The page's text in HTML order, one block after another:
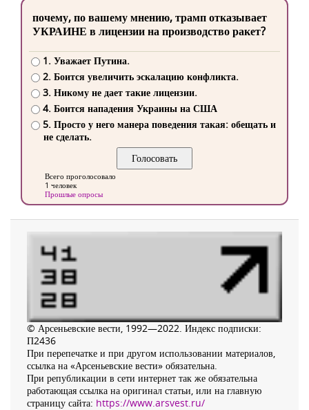
почему, по вашему мнению, трамп отказывает
УКРАИНЕ в лицензии на производство ракет?
1. Уважает Путина.
2. Боится увеличить эскалацию конфликта.
3. Никому не дает такие лицензии.
4. Боится нападения Украины на США
5. Просто у него манера поведения такая: обещать и
не сделать.
Всего проголосовало
1 человек
Прошлые опросы
© Арсеньевские вести, 1992—2022. Индекс подписки:
П2436
При перепечатке и при другом использовании материалов,
ссылка на «Арсеньевские вести» обязательна.
При републикации в сети интернет так же обязательна
работающая ссылка на оригинал статьи, или на главную
страницу сайта: https://www.arsvest.ru/